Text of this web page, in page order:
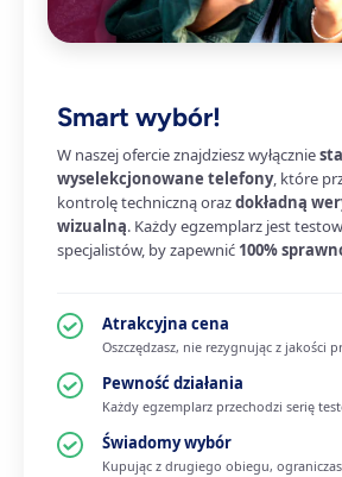
Smart wybór!
W naszej ofercie znajdziesz wyłącznie
wyselekcjonowane telefony, które
kontrolę techniczną orazdokładną
wizualną. Każdy egzemplarz jest
specjalistów, by zapewnić 100%
Atrakcyjna cena
Oszczędzasz, nie rezygnując z jakości
Pewność działania
Każdy egzemplarz przechodzi serię
Świadomy wybór
Kupując z drugiego obiegu,